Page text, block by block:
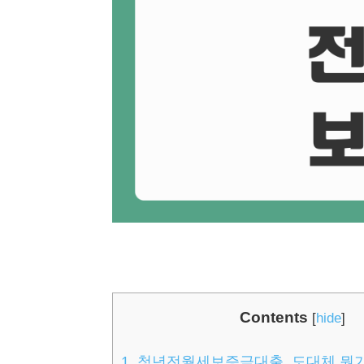
Contents [hide]